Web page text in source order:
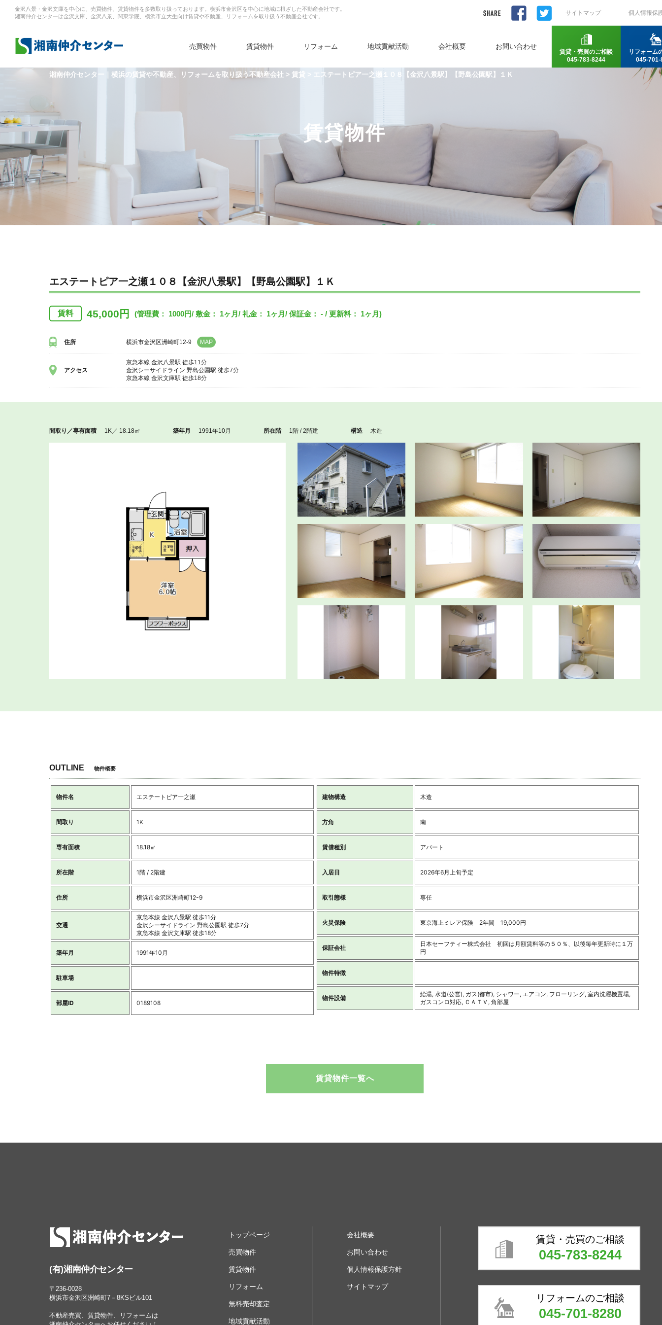
金沢八景・金沢文庫を中心に、売買物件、賃貸物件を多数取り扱っております。横浜市金沢区を中心に地域に根ざした不動産会社です。
湘南仲介センターは金沢文庫、金沢八景、関東学院、横浜市立大生向け賃貸や不動産、リフォームを取り扱う不動産会社です。
サイトマップ 個人情報保
売買物件 賃貸物件 リフォーム 地域貢献活動 会社概要 お問い合わせ
賃貸・売買のご相談
045-783-8244
リフォーム
045-701-
湘南仲介センター｜横浜の賃貸や不動産、リフォームを取り扱う不動産会社 > 賃貸 > エステートピア一之瀬１０８【金沢八景駅】【野島公園駅】１Ｋ
賃貸物件
エステートピア一之瀬１０８【金沢八景駅】【野島公園駅】１Ｋ
賃料 45,000円 (管理費： 1000円/ 敷金： 1ヶ月/ 礼金： 1ヶ月/ 保証金： - / 更新料： 1ヶ月)
住所 横浜市金沢区洲崎町12-9 MAP
アクセス
京急本線 金沢八景駅 徒歩11分
金沢シーサイドライン 野島公園駅 徒歩7分
京急本線 金沢文庫駅 徒歩18分
間取り／専有面積 1K／ 18.18㎡ 築年月 1991年10月 所在階 1階 / 2階建 構造 木造
OUTLINE 物件概要
物件名 エステートピア一之瀬
間取り 1K
専有面積 18.18㎡
所在階 1階 / 2階建
住所 横浜市金沢区洲崎町12-9
交通
京急本線 金沢八景駅 徒歩11分
金沢シーサイドライン 野島公園駅 徒歩7分
京急本線 金沢文庫駅 徒歩18分
築年月 1991年10月
駐車場
部屋ID 0189108
建物構造 木造
方角 南
賃借種別 アパート
入居日 2026年6月上旬予定
取引態様 専任
火災保険 東京海上ミレア保険 2年間 19,000円
保証会社
日本セーフティー株式会社 初回は月額賃料等の５０％、以後毎年更新時に１万
円
物件特徴
物件設備
給湯, 水道(公営), ガス(都市), シャワー, エアコン, フローリング, 室内洗濯機置場,
ガスコンロ対応, ＣＡＴＶ, 角部屋
賃貸物件一覧へ
(有)湘南仲介センター
〒236-0028
横浜市金沢区洲崎町7－8KSビル101
不動産売買、賃貸物件、リフォームは
トップページ
売買物件
賃貸物件
リフォーム
無料売却査定
地域貢献活動
会社概要
お問い合わせ
個人情報保護方針
サイトマップ
賃貸・売買のご相談
045-783-8244
リフォームのご相談
045-701-8280